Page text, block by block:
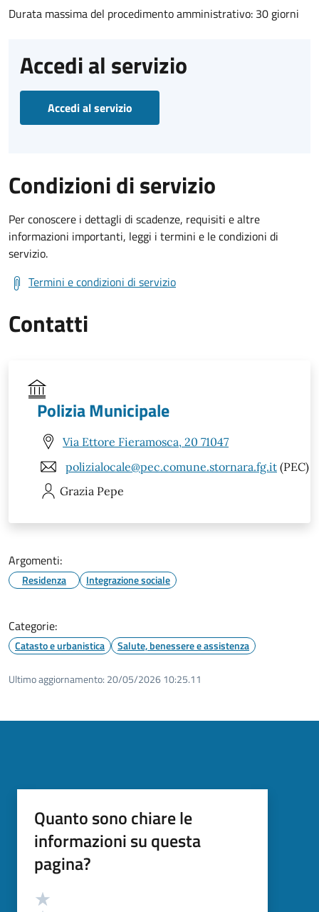
Durata massima del procedimento amministrativo: 30 giorni
Accedi al servizio
Accedi al servizio
Condizioni di servizio
Per conoscere i dettagli di scadenze, requisiti e altre
informazioni importanti, leggi i termini e le condizioni di
servizio.
Termini e condizioni di servizio
Contatti
Polizia Municipale
Via Ettore Fieramosca, 20 71047
polizialocale@pec.comune.stornara.fg.it (PEC)
Grazia Pepe
Argomenti:
Residenza Integrazione sociale
Categorie:
Catasto e urbanistica Salute, benessere e assistenza
Ultimo aggiornamento: 20/05/2026 10:25.11
Quanto sono chiare le
informazioni su questa
pagina?
Valutazione